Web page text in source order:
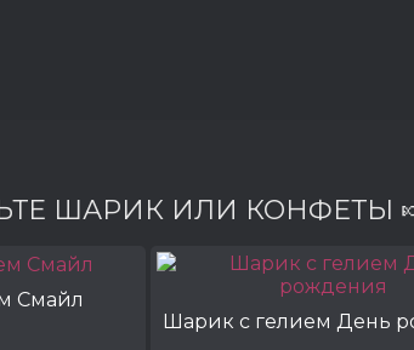
ШАРИК ИЛИ КОНФЕТЫ
Смайл
Шарик с гелием День